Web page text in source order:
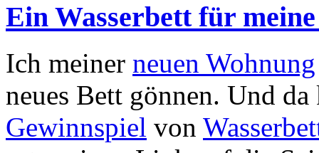
Ein Wasserbett für
Ich meiner neuen Wohnung
neues Bett gönnen. Und
Gewinnspiel von